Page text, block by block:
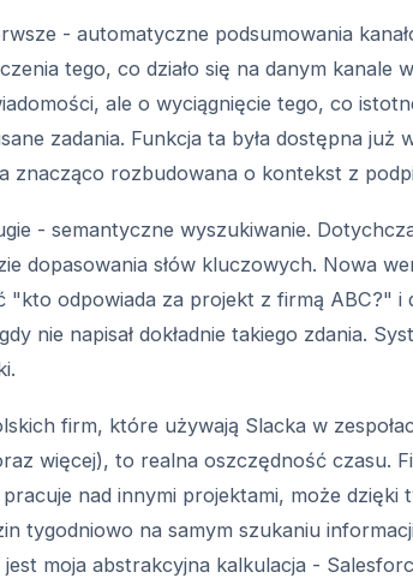
- automatyczne podsumowania
tego, co działo się na danym kanale
ale o wyciągnięcie tego, co
zadania. Funkcja ta była dostępna już
znacząco rozbudowana o kontekst z
- semantyczne wyszukiwanie.
dopasowania słów kluczowych. Nowa
"kto odpowiada za projekt z firmą ABC?" i
nie napisał dokładnie takiego zdania.
firm, które używają Slacka w
więcej), to realna oszczędność czasu.
nad innymi projektami, może
tygodniowo na samym szukaniu
jest moja abstrakcyjna kalkulacja -